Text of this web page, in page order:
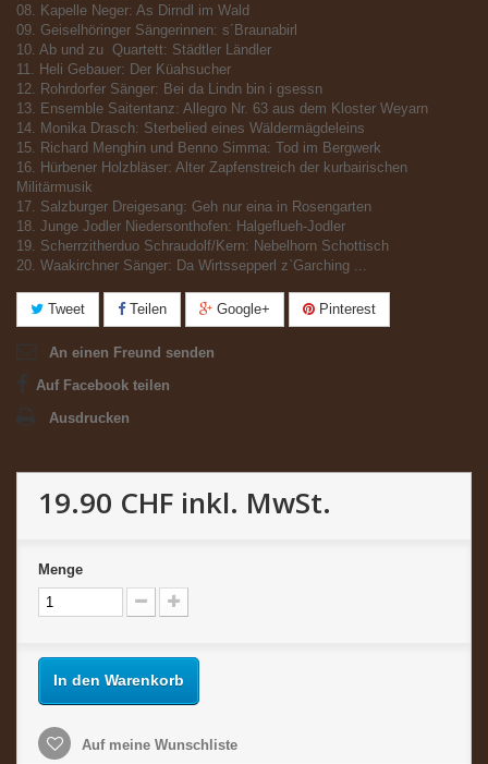
08. Kapelle Neger: As Dirndl im Wald
09. Geiselhöringer Sängerinnen: s´Braunabirl
10. Ab und zu  Quartett: Städtler Ländler
11. Heli Gebauer: Der Küahsucher
12. Rohrdorfer Sänger: Bei da Lindn bin i gsessn
13. Ensemble Saitentanz: Allegro Nr. 63 aus dem Kloster Weyarn
14. Monika Drasch: Sterbelied eines Wäldermägdeleins
15. Richard Menghin und Benno Simma: Tod im Bergwerk
16. Hürbener Holzbläser: Alter Zapfenstreich der kurbairischen
Militärmusik
17. Salzburger Dreigesang: Geh nur eina in Rosengarten
18. Junge Jodler Niedersonthofen: Halgeflueh-Jodler
19. Scherrzitherduo Schraudolf/Kern: Nebelhorn Schottisch
20. Waakirchner Sänger: Da Wirtssepperl z`Garching ...
Tweet Teilen Google+ Pinterest
An einen Freund senden
Auf Facebook teilen
Ausdrucken
19.90 CHF inkl. MwSt.
Menge
In den Warenkorb
Auf meine Wunschliste